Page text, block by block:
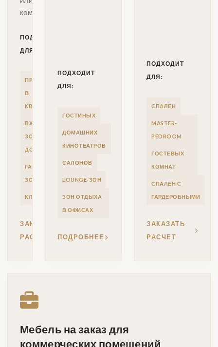
комбинированным.
ПОДХОДИТ
ДЛЯ:
ПРИХОЖИХ
В
КВАРТИРАХ
ВХОДНЫХ
ЗОН В
ДОМАХ
ГАРДЕРОБНЫХ
ЗОН
КЛАДОВЫХ
ЗАКАЗАТЬ
РАСЧЕТ
ПОДХОДИТ
ДЛЯ:
ГОСТИНЫХ
ДОМАШНИХ
КИНОТЕАТРОВ
САЛОНОВ
LOUNGE-ЗОН
ЗОН ОТДЫХА
В ОФИСАХ
ПОДРОБНЕЕ
ПОДХОДИТ
ДЛЯ:
СПАЛЕН
MASTER-
BEDROOM
ГОСТЕВЫХ
КОМНАТ
СПАЛЕН С
ГАРДЕРОБНЫМИ
ЗАКАЗАТЬ
РАСЧЕТ
Мебель на заказ для
коммерческих помещений